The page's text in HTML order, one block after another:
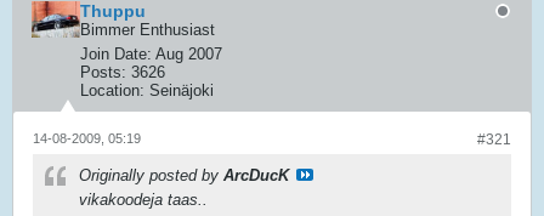
Thuppu
Bimmer Enthusiast
Join Date: Aug 2007
Posts: 3626
Location: Seinäjoki
#321
14-08-2009, 05:19
Originally posted by ArcDucK
vikakoodeja taas..